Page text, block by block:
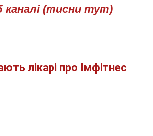
(тисни тут)
лікарі про Імфітнес